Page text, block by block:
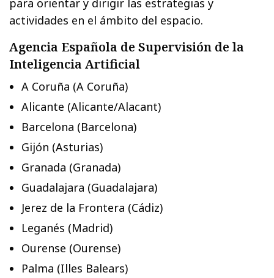
para orientar y dirigir las estrategias y
actividades en el ámbito del espacio.
Agencia Española de Supervisión de la
Inteligencia Artificial
A Coruña (A Coruña)
Alicante (Alicante/Alacant)
Barcelona (Barcelona)
Gijón (Asturias)
Granada (Granada)
Guadalajara (Guadalajara)
Jerez de la Frontera (Cádiz)
Leganés (Madrid)
Ourense (Ourense)
Palma (Illes Balears)